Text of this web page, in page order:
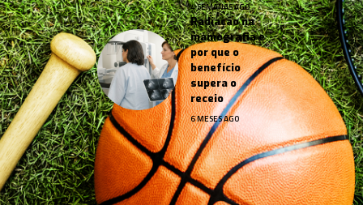
4 SEMANAS AGO
Radiação na
mamografia e
por que o
benefício
supera o
receio
6 MESES AGO